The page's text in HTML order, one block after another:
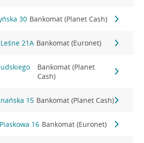
30 Bankomat (Planet Cash)
21A Bankomat (Euronet)
Bankomat (Planet
Cash)
15 Bankomat (Planet Cash)
16 Bankomat (Euronet)